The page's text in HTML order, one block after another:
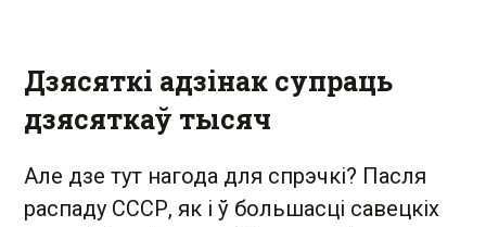
Дзясяткі адзінак супраць
дзясяткаў тысяч
Але дзе тут нагода для спрэчкі? Пасля
распаду СССР, як і ў большасці савецкіх